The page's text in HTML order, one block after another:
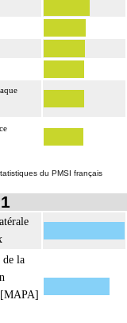
du PMSI français
de la
[MAPA]